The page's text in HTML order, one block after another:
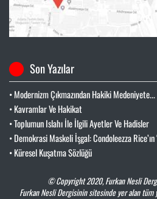
Son Yazılar
• Modernizm Çıkmazından Hakiki Medeniyete...
• Kavramlar Ve Hakikat
• Toplumun Islahı İle İlgili Ayetler Ve Hadisler
• Demokrasi Maskeli İşgal: Condoleezza Rice’ın
• Küresel Kuşatma Sözlüğü
© Copyright 2020,Furkan Nesli
Furkan Nesli Dergisinin sitesinde yer alan tüm